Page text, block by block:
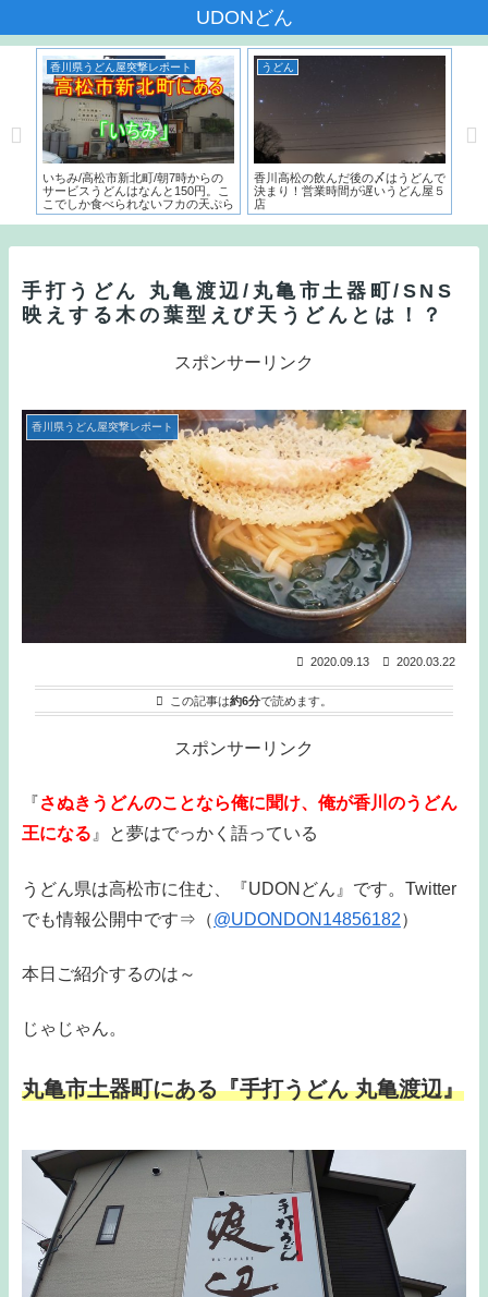
UDONどん
香川県うどん屋突撃レポート
いちみ/高松市新北町/朝7時からの
サービスうどんはなんと150円。こ
こでしか食べられないフカの天ぷら
とは？？
うどん
香川高松の飲んだ後の〆はうどんで
決まり！営業時間が遅いうどん屋５
店
手打うどん 丸亀渡辺/丸亀市土器町/SNS
映えする木の葉型えび天うどんとは！？
スポンサーリンク
香川県うどん屋突撃レポート
2020.09.13 2020.03.22
この記事は約6分で読めます。
スポンサーリンク
『さぬきうどんのことなら俺に聞け、俺が香川のうどん
王になる 』と夢はでっかく語っている
うどん県は高松市に住む、『UDONどん』です。Twitter
でも情報公開中です⇒（@UDONDON14856182）
本日ご紹介するのは～
じゃじゃん。
丸亀市土器町にある『手打うどん 丸亀渡辺』